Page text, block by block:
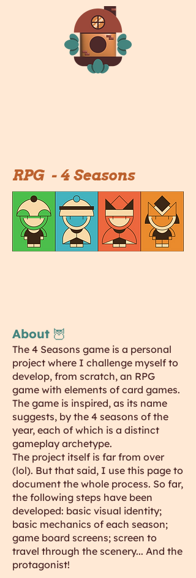
RPG - 4 Seasons
About 🦉
The 4 Seasons game is a personal
project where I challenge myself to
develop, from scratch, an RPG
game with elements of card games.
The game is inspired, as its name
suggests, by the 4 seasons of the
year, each of which is a distinct
gameplay archetype.
The project itself is far from over
(lol). But that said, I use this page to
document the whole process. So far,
the following steps have been
developed: basic visual identity;
basic mechanics of each season;
game board screens; screen to
travel through the scenery... And the
protagonist!